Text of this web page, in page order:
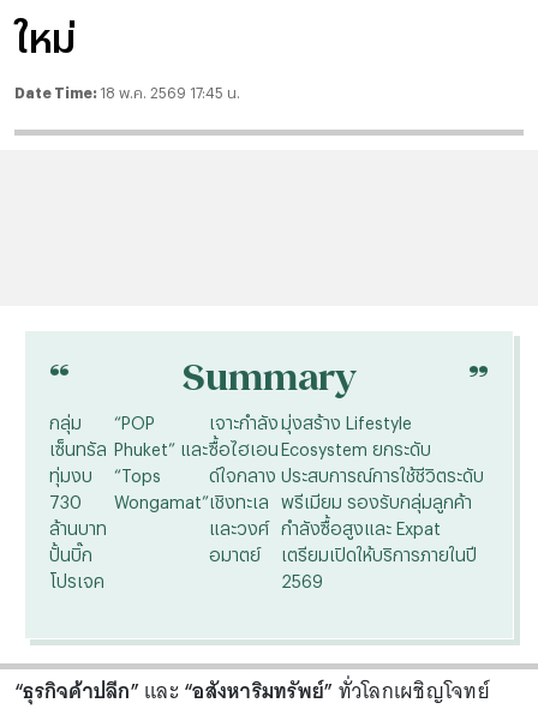
ใหม่
Date Time: 18 พ.ค. 2569 17:45 น.
“ Summary “
กลุ่ม
เซ็นทรัล
ทุ่มงบ
730
ล้านบาท
ปั้นบิ๊ก
โปรเจค
“POP
Phuket” และ
“Tops
Wongamat”
เจาะกำลัง
ซื้อไฮเอน
ด์ใจกลาง
เชิงทะเล
และวงศ์
อมาตย์
มุ่งสร้าง Lifestyle
Ecosystem ยกระดับ
ประสบการณ์การใช้ชีวิตระดับ
พรีเมียม รองรับกลุ่มลูกค้า
กำลังซื้อสูงและ Expat
เตรียมเปิดให้บริการภายในปี
2569
“ธุรกิจค้าปลีก” และ“อสังหาริมทรัพย์” ทั่วโลกเผชิญโจทย์